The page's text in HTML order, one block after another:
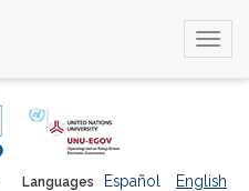
Languages Español English